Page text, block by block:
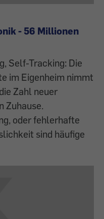
- 56 Millionen
Self-Tracking: Die
im Eigenheim nimmt
Zahl neuer
Zuhause.
oder fehlerhafte
sind häufige